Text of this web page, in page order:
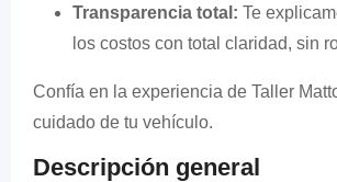
Transparencia total: Te
los costos con total claridad, sin
Confía en la experiencia de Taller
cuidado de tu vehículo.
Descripción general